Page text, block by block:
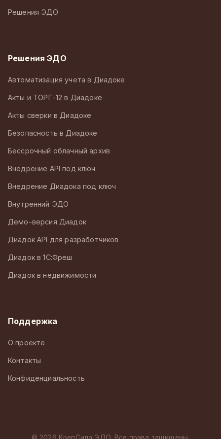
Решения ЭДО
Решения ЭДО
Автоматизация учета в Диадоке
Акты и ТОРГ-12 в Диадоке
Акты сверки в Диадоке
Безопасность в Диадоке
Бессрочный облачный архив
Внедрение API под ключ
Внедрение Диадока под ключ
Внутренний ЭДО
Демо-версия Диадок
Диадок API для разработчиков
Диадок в 1С:Фреш
Диадок в недвижимости
Поддержка
О проекте
Контакты
Конфиденциальность
© 2026 КрепСила ЭДО. Все права защищены.